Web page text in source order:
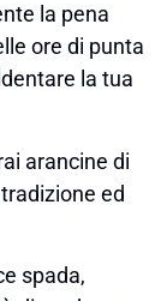
la pena
ore di punta
la tua
arancine di
ed
spada,